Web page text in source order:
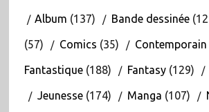
Album (137) Bande dessinée
(57) Comics (35) Contemporain
Fantastique(188) Fantasy(129)
Jeunesse(174) Manga (107)